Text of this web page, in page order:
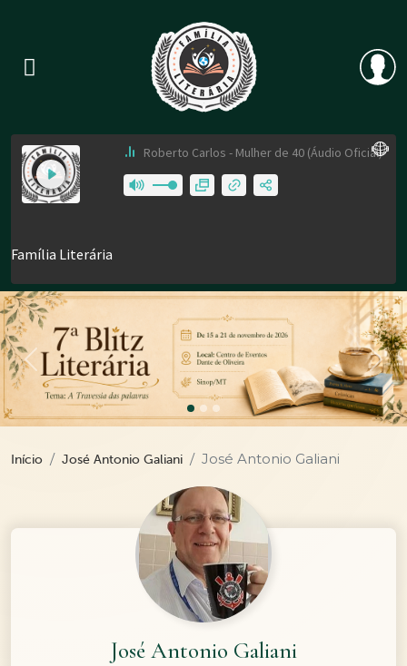
Previous
Início José Antonio Galiani José Antonio Galiani
José Antonio Galiani